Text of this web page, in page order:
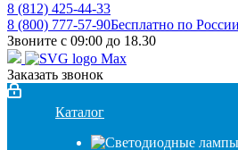
8 (812) 425-44-33
8 (800) 777-57-90Бесплатно по России
Звоните с 09:00 до 18.30
Заказать звонок
Каталог